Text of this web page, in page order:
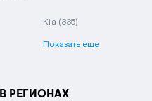
Kia (335)
Показать еще
РЕГИОНАХ